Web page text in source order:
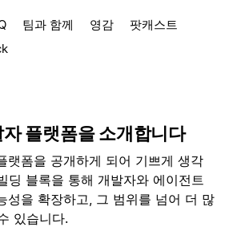
팀과 함께 영감
팟캐스트
플랫폼을 소개합니다
랫폼을 공개하게 되어 기쁘게 생각
딩 블록을 통해 개발자와 에이전트
성을 확장하고, 그 범위를 넘어 더 많
있습니다.